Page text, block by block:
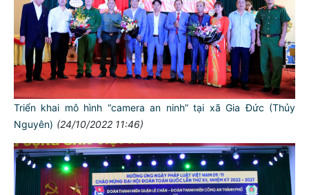
Triển khai mô hình “camera an ninh” tại xã Gia Đức (Thủy
Nguyên) (24/10/2022 11:46)